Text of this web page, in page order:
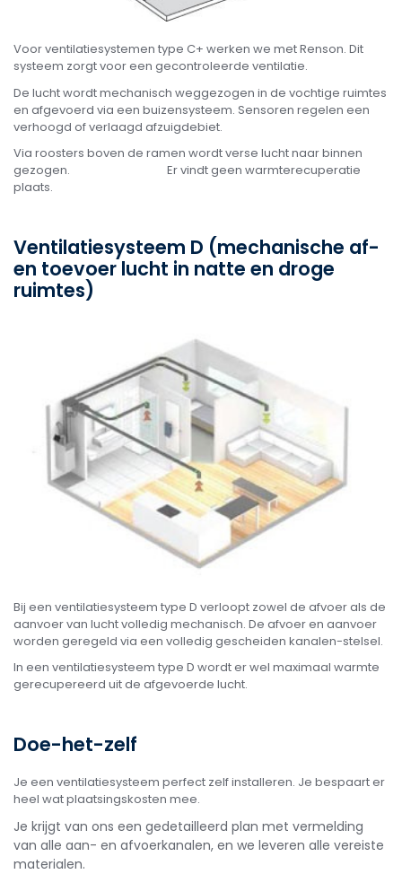
Voor ventilatiesystemen type C+ werken we met Renson. Dit
systeem zorgt voor een gecontroleerde ventilatie.
De lucht wordt mechanisch weggezogen in de vochtige ruimtes
en afgevoerd via een buizensysteem. Sensoren regelen een
verhoogd of verlaagd afzuigdebiet.
Via roosters boven de ramen wordt verse lucht naar binnen
gezogen. Er vindt geen warmterecuperatie
plaats.
Ventilatiesysteem D (mechanische af-
en toevoer lucht in natte en droge
ruimtes)
Bij een ventilatiesysteem type D verloopt zowel de afvoer als de
aanvoer van lucht volledig mechanisch. De afvoer en aanvoer
worden geregeld via een volledig gescheiden kanalen-stelsel.
In een ventilatiesysteem type D wordt er wel maximaal warmte
gerecupereerd uit de afgevoerde lucht.
Doe-het-zelf
Je een ventilatiesysteem perfect zelf installeren. Je bespaart er
heel wat plaatsingskosten mee.
Je krijgt van ons een gedetailleerd plan met vermelding
van alle aan- en afvoerkanalen, en we leveren alle vereiste
materialen.